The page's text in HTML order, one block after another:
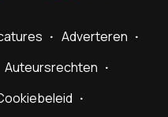
Adverteren
Auteursrechten